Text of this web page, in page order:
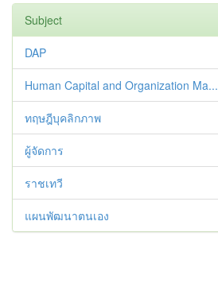
Subject
DAP
Human Capital and Organization Ma...
ทฤษฎีบุคลิกภาพ
ผู้จัดการ
ราชเทวี
แผนพัฒนาตนเอง